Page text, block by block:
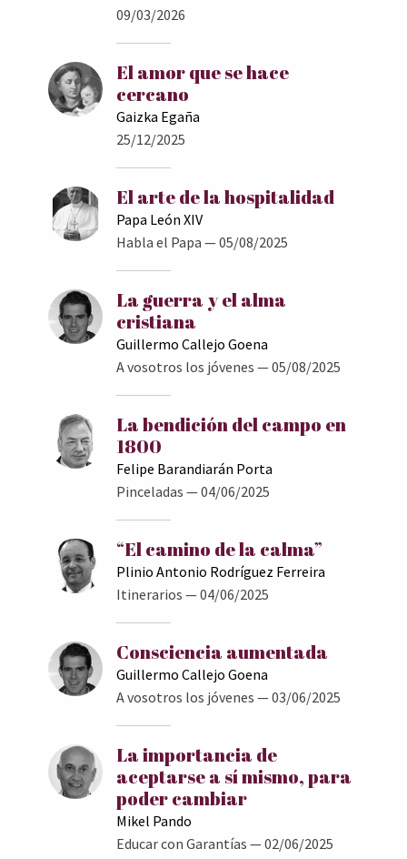
09/03/2026
El amor que se hace
cercano
Gaizka Egaña
25/12/2025
El arte de la hospitalidad
Papa León XIV
Habla el Papa — 05/08/2025
La guerra y el alma
cristiana
Guillermo Callejo Goena
A vosotros los jóvenes — 05/08/2025
La bendición del campo en
1800
Felipe Barandiarán Porta
Pinceladas — 04/06/2025
“El camino de la calma”
Plinio Antonio Rodríguez Ferreira
Itinerarios — 04/06/2025
Consciencia aumentada
Guillermo Callejo Goena
A vosotros los jóvenes — 03/06/2025
La importancia de
aceptarse a sí mismo, para
poder cambiar
Mikel Pando
Educar con Garantías — 02/06/2025